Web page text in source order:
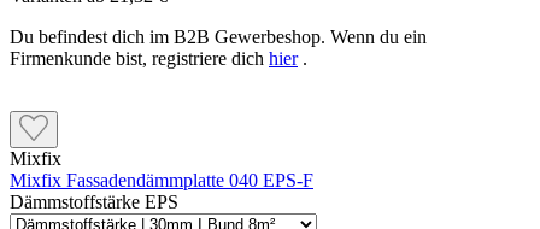
Du befindest dich im B2B Gewerbeshop. Wenn du ein
Firmenkunde bist, registriere dich hier.
Mixfix
Mixfix Fassadendämmplatte 040 EPS-F
Dämmstoffstärke EPS